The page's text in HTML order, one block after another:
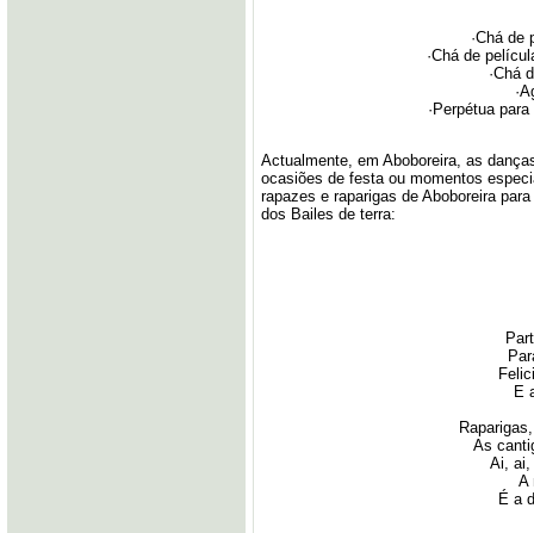
·Chá de
·Chá de
·Chá
·Perpétua
Actualmente, em Aboboreira, as
ocasiões de festa ou momentos
rapazes e raparigas de Aboboreira
dos Bailes de terra:
E
As
Ai, ai,
A
É a